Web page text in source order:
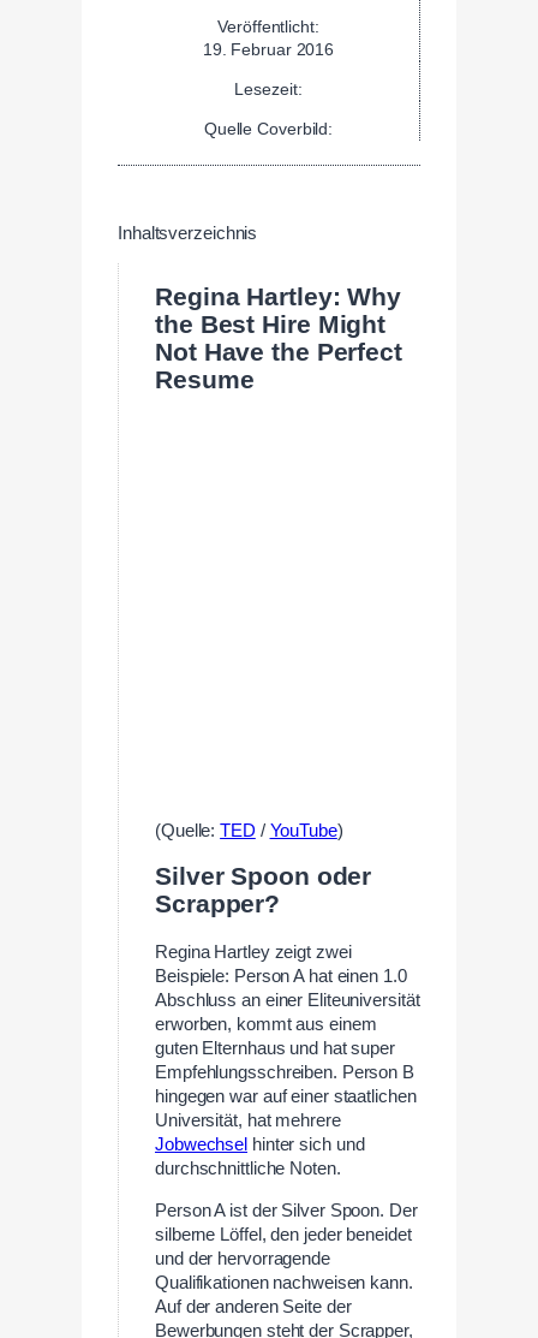
Veröffentlicht:
19. Februar 2016
Lesezeit:
Quelle Coverbild:
Inhaltsverzeichnis
Regina Hartley: Why
the Best Hire Might
Not Have the Perfect
Resume
(Quelle:TED / YouTube)
Silver Spoon oder
Scrapper?
Regina Hartley zeigt zwei
Beispiele: Person A hat einen 1.0
Abschluss an einer Eliteuniversität
erworben, kommt aus einem
guten Elternhaus und hat super
Empfehlungsschreiben. Person B
hingegen war auf einer staatlichen
Universität, hat mehrere
Jobwechsel hinter sich und
durchschnittliche Noten.
Person A ist der Silver Spoon. Der
silberne Löffel, den jeder beneidet
und der hervorragende
Qualifikationen nachweisen kann.
Auf der anderen Seite der
Bewerbungen steht der Scrapper,